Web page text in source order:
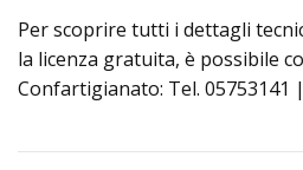
Per scoprire tutti i dettagli
la licenza gratuita, è possibile
Confartigianato: Tel. 05753141 |